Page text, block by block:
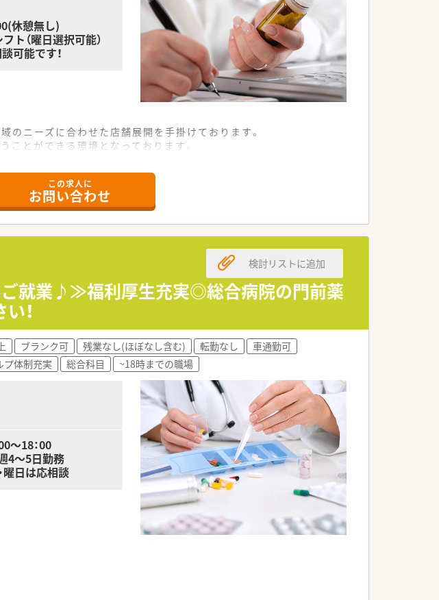
休憩無し)
（曜日選択可能）
可能です！
ニーズに合わせた店舗展開を手掛けております。
とができる環境となっております。
この求人に
お問い合わせ
ご就業♪≫福利厚生充実◎総合病院の門前薬
！
検討リストに追加
ブランク可 残業なし(ほぼなし含む) 転勤なし
車通勤可
プ体制充実 総合科目 ~18時までの職場
～18：00
4～5日勤務
曜日は応相談